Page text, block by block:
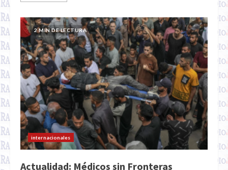
2 MIN DE LECTURA
internacionales
Actualidad: Médicos sin Fronteras